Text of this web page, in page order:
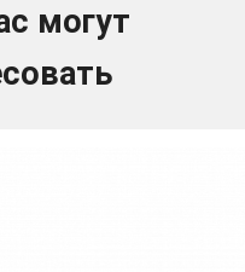
могут